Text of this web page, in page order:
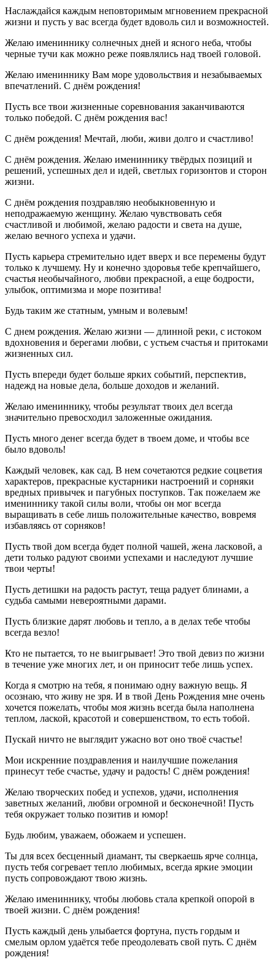
Наслаждайся каждым неповторимым мгновением прекрасной
жизни и пусть у вас всегда будет вдоволь сил и возможностей.
Желаю имениннику солнечных дней и ясного неба, чтобы
черные тучи как можно реже появлялись над твоей головой.
Желаю имениннику Вам море удовольствия и незабываемых
впечатлений. С днём рождения!
Пусть все твои жизненные соревнования заканчиваются
только победой. С днём рождения вас!
С днём рождения! Мечтай, люби, живи долго и счастливо!
С днём рождения. Желаю имениннику твёрдых позиций и
решений, успешных дел и идей, светлых горизонтов и сторон
жизни.
С днём рождения поздравляю необыкновенную и
неподражаемую женщину. Желаю чувствовать себя
счастливой и любимой, желаю радости и света на душе,
желаю вечного успеха и удачи.
Пусть карьера стремительно идет вверх и все перемены будут
только к лучшему. Ну и конечно здоровья тебе крепчайшего,
счастья необычайного, любви прекрасной, а еще бодрости,
улыбок, оптимизма и море позитива!
Будь таким же статным, умным и волевым!
С днем рождения. Желаю жизни — длинной реки, с истоком
вдохновения и берегами любви, с устьем счастья и притоками
жизненных сил.
Пусть впереди будет больше ярких событий, перспектив,
надежд на новые дела, больше доходов и желаний.
Желаю имениннику, чтобы результат твоих дел всегда
значительно превосходил заложенные ожидания.
Пусть много денег всегда будет в твоем доме, и чтобы все
было вдоволь!
Каждый человек, как сад. В нем сочетаются редкие соцветия
характеров, прекрасные кустарники настроений и сорняки
вредных привычек и пагубных поступков. Так пожелаем же
имениннику такой силы воли, чтобы он мог всегда
выращивать в себе лишь положительные качество, вовремя
избавляясь от сорняков!
Пусть твой дом всегда будет полной чашей, жена ласковой, а
дети только радуют своими успехами и наследуют лучшие
твои черты!
Пусть детишки на радость растут, теща радует блинами, а
судьба самыми невероятными дарами.
Пусть близкие дарят любовь и тепло, а в делах тебе чтобы
всегда везло!
Кто не пытается, то не выигрывает! Это твой девиз по жизни
в течение уже многих лет, и он приносит тебе лишь успех.
Когда я смотрю на тебя, я понимаю одну важную вещь. Я
осознаю, что живу не зря. И в твой День Рождения мне очень
хочется пожелать, чтобы моя жизнь всегда была наполнена
теплом, лаской, красотой и совершенством, то есть тобой.
Пускай ничто не выглядит ужасно вот оно твоё счастье!
Мои искренние поздравления и наилучшие пожелания
принесут тебе счастье, удачу и радость! С днём рождения!
Желаю творческих побед и успехов, удачи, исполнения
заветных желаний, любви огромной и бесконечной! Пусть
тебя окружает только позитив и юмор!
Будь любим, уважаем, обожаем и успешен.
Ты для всех бесценный диамант, ты сверкаешь ярче солнца,
пусть тебя согревает тепло любимых, всегда яркие эмоции
пусть сопровождают твою жизнь.
Желаю имениннику, чтобы любовь стала крепкой опорой в
твоей жизни. С днём рождения!
Пусть каждый день улыбается фортуна, пусть гордым и
смелым орлом удаётся тебе преодолевать свой путь. С днём
рождения!